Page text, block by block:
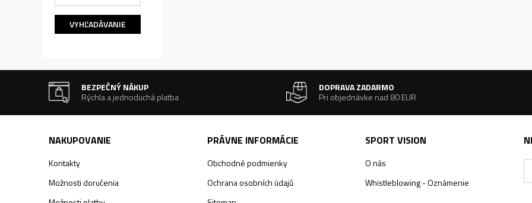
VYHĽADÁVANIE
BEZPEČNÝ NÁKUP
Rýchla a jednoduchá platba
DOPRAVA ZADARMO
Pri objednávke nad 80 EUR
NAKUPOVANIE
Kontakty
Možnosti doručenia
PRÁVNE INFORMÁCIE
Obchodné podmienky
Ochrana osobních údajů
SPORT VISION
O nás
Whistleblowing - Oznámenie